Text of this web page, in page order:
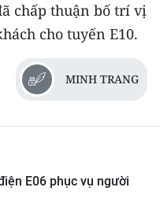
chấp thuận bố trí vị
cho tuyến E10.
MINH TRANG
E06 phục vụ người